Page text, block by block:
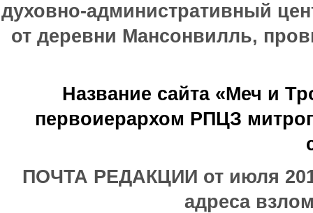
духовно-административный
от деревни Мансонвилль,
Название сайта «Меч и
первоиерархом РПЦЗ
ПОЧТА РЕДАКЦИИ от июля
адреса